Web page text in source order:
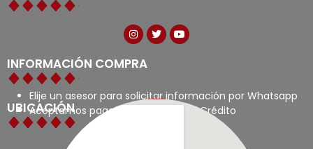
INFORMACIÓN COMPRA
Elije un asesor para solicitar información por Whatsapp
Aceptamos pagos con tarjetas de Crédito
UBICACIÓN